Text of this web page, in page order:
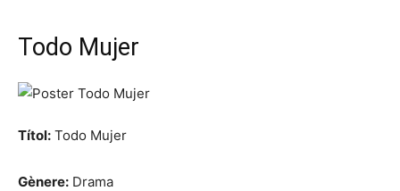
Todo Mujer
Títol: Todo Mujer
Gènere: Drama